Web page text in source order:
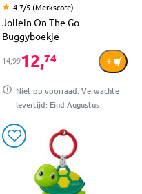
4.7/5 (Merkscore)
Jollein On The Go
Buggyboekje
14,9912,74
Niet op voorraad. Verwachte
levertijd: Eind Augustus